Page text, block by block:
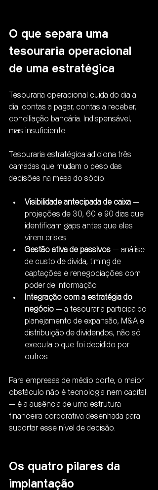
O que separa uma
tesouraria operacional
de uma estratégica
Tesouraria operacional cuida do dia a
dia: contas a pagar, contas a receber,
conciliação bancária. Indispensável,
mas insuficiente.
Tesouraria estratégica adiciona três
camadas que mudam o peso das
decisões na mesa do sócio:
Visibilidade antecipada de caixa —
projeções de 30, 60 e 90 dias que
identificam gaps antes que eles
virem crises
Gestão ativa de passivos — análise
de custo de dívida, timing de
captações e renegociações com
poder de informação
Integração com a estratégia do
negócio — a tesouraria participa do
planejamento de expansão, M&A e
distribuição de dividendos, não só
executa o que foi decidido por
outros
Para empresas de médio porte, o maior
obstáculo não é tecnologia nem capital
— é a ausência de uma estrutura
financeira corporativa desenhada para
suportar esse nível de decisão.
Os quatro pilares da
implantação